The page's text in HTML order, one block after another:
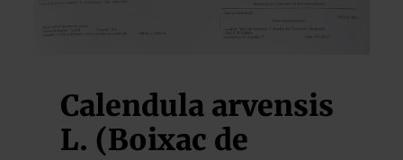
Calendula arvensis
L. (Boixac de